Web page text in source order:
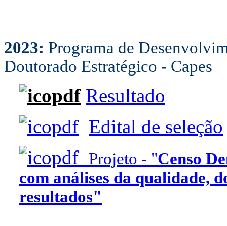
2023: Programa de
Doutorado Estratégico - Capes
Resultado
Edital de seleção
Projeto - "Censo
com análises da qualidade,
resultados"